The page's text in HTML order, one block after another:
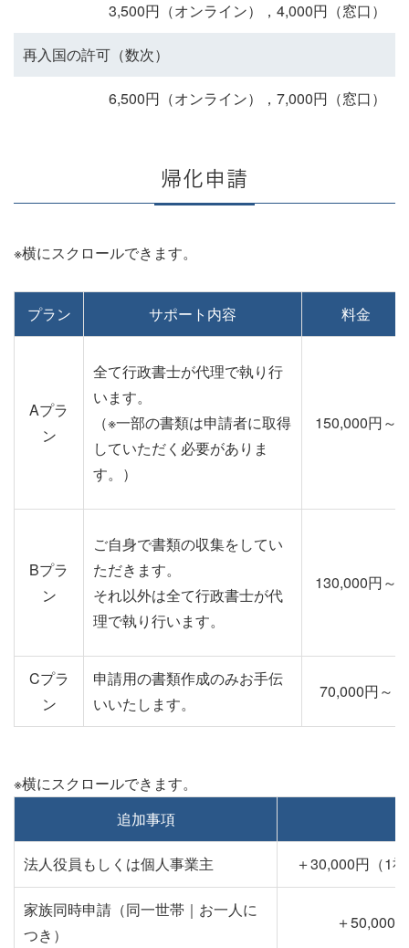
3,500円（オンライン），4,000円（窓口）
再入国の許可（数次）
6,500円（オンライン），7,000円（窓口）
帰化申請
プラン サポート内容 料金
Aプラ
ン
全て行政書士が代理で執り行
います。
（※一部の書類は申請者に取得
していただく必要がありま
す。）
150,000円～
Bプラ
ン
ご自身で書類の収集をしてい
ただきます。
それ以外は全て行政書士が代
理で執り行います。
130,000円～
Cプラ
ン
申請用の書類作成のみお手伝
いいたします。
70,000円～
追加事項
法人役員もしくは個人事業主 ＋30,000円（1
家族同時申請（同一世帯｜お一人に
つき）
＋50,000